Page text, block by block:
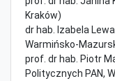
Kraków)
dr hab. Izabela
Warmińsko-
prof. dr hab. Piotr
Politycznych PAN,